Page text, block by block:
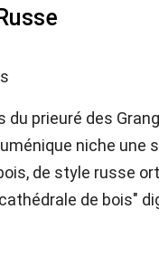
du prieuré des
niche une
de style russe
de bois"